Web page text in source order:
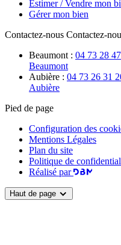
Estimer / Vendre mon
Gérer mon bien
Contactez-nous Contactez-
Beaumont : 04 73 28
Beaumont
Aubière : 04 73 26 31
Aubière
Pied de page
Configuration des
Mentions Légales
Plan du site
Politique de
Réalisé par
Haut de page